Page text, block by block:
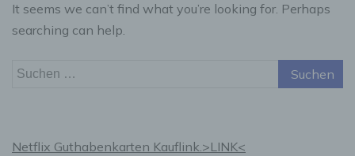
It seems we can’t find what you’re looking for. Perhaps
searching can help.
Suchen
Netflix Guthabenkarten Kauflink.>LINK<